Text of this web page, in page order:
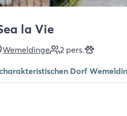
la Vie
Wemeldinge 2 pers.
Dorf